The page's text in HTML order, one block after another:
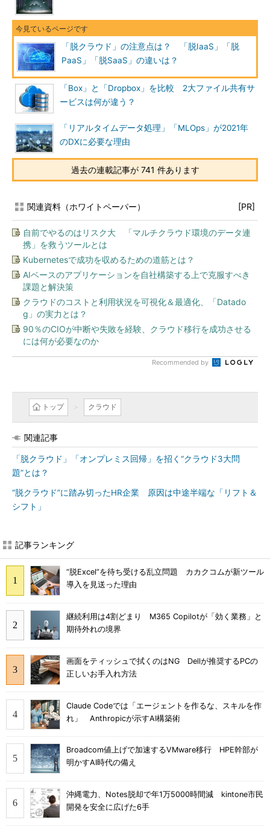
「脱クラウド」の注意点は？ 「脱IaaS」「脱
PaaS」「脱SaaS」の違いは？
「Box」と「Dropbox」を比較 2大ファイル共有サ
ービスは何が違う？
「リアルタイムデータ処理」「MLOps」が2021年
のDXに必要な理由
過去の連載記事が 741 件あります
関連資料（ホワイトペーパー） [PR]
自前でやるのはリスク大 「マルチクラウド環境のデータ連
携」を救うツールとは
Kubernetesで成功を収めるための道筋とは？
AIベースのアプリケーションを自社構築する上で克服すべき
課題と解決策
クラウドのコストと利用状況を可視化＆最適化、「Datado
g」の実力とは？
90％のCIOが中断や失敗を経験、クラウド移行を成功させる
には何が必要なのか
Recommended by
トップ クラウド
関連記事
「脱クラウド」「オンプレミス回帰」を招く“クラウド3大問
題”とは？
“脱クラウド”に踏み切ったHR企業 原因は中途半端な「リフト＆
シフト」
記事ランキング
“脱Excel”を待ち受ける乱立問題 カカクコムが新ツール
導入を見送った理由
継続利用は4割どまり M365 Copilotが「効く業務」と
期待外れの境界
画面をティッシュで拭くのはNG Dellが推奨するPCの
正しいお手入れ方法
Claude Codeでは「エージェントを作るな、スキルを作
れ」 Anthropicが示すAI構築術
Broadcom値上げで加速するVMware移行 HPE幹部が
明かすAI時代の備え
沖縄電力、Notes脱却で年1万5000時間減 kintone市民
開発を安全に広げた6手